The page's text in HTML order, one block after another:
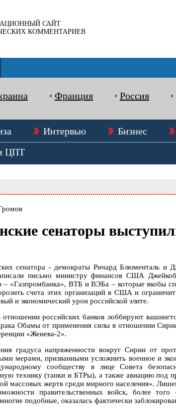
САЙТ
КОММЕНТАРИЕВ
Франция Россия
Интервью Бизнес
ЦПТ
сенаторы
сенатора - демократы Ричард Блюменталь
письмо министру финансов США
– «Газпромбанка», ВТБ и ВЭБа – которые якобы
счета этих организаций в США и
и экономический урон российской элите.
российских банков лоббируют
Обамы от применения силы в отношении
«Женева-2».
градуса напряженности вокруг Сирии от
мерами, призванными усложнить военное и
сообществу в лице Совета
технику (танки и БТРы), а также авиацию под
массовых жертв среди мирного населения».
правительственных войск, более
подобные, оказалась фактически